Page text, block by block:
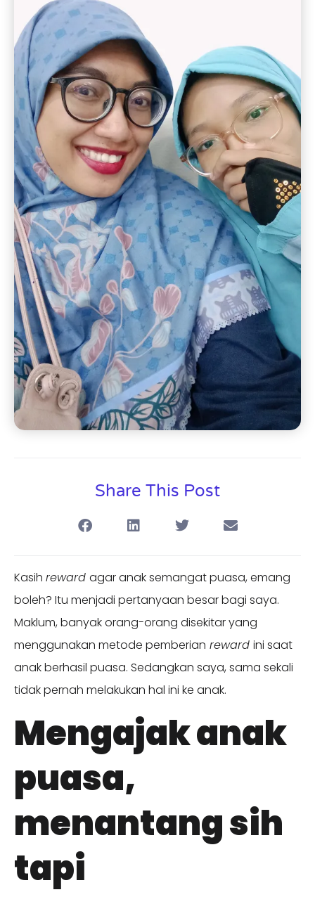
Share This Post
Kasih reward agar anak semangat puasa, emang
boleh? Itu menjadi pertanyaan besar bagi saya.
Maklum, banyak orang-orang disekitar yang
menggunakan metode pemberian reward ini saat
anak berhasil puasa. Sedangkan saya, sama sekali
tidak pernah melakukan hal ini ke anak.
Mengajak anak
puasa,
menantang sih
tapi